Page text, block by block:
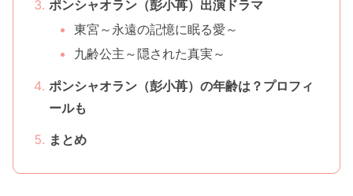
ポンシャオラン（彭小苒）出演ドラマ
東宮～永遠の記憶に眠る愛～
九齢公主～隠された真実～
ポンシャオラン（彭小苒）の年齢は？プロフィ
ールも
まとめ